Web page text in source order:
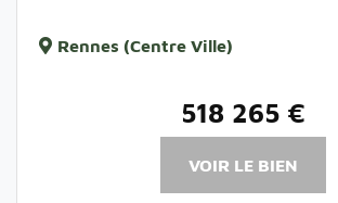
Rennes (Centre Ville)
518 265 €
VOIR LE BIEN